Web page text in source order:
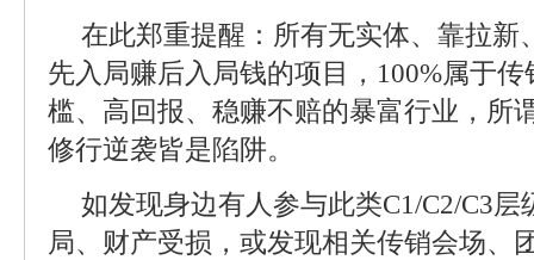
在此郑重提醒：所有无实体、靠拉新
先入局赚后入局钱的项目，100%属于
槛、高回报、稳赚不赔的暴富行业，所
修行逆袭皆是陷阱。
如发现身边有人参与此类C1/C2/C3
局、财产受损，或发现相关传销会场、